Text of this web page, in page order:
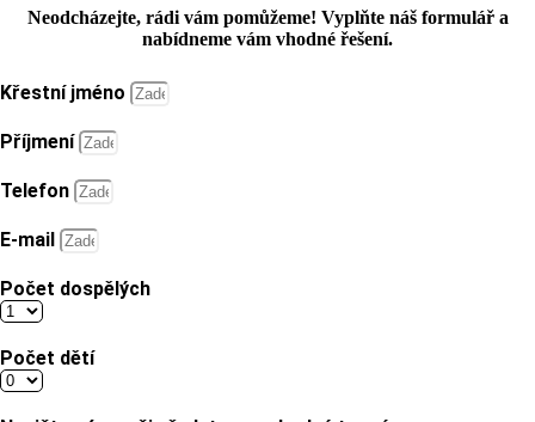
Neodcházejte, rádi vám pomůžeme! Vyplňte náš formulář a
nabídneme vám vhodné řešení.
Křestní jméno
Příjmení
Telefon
E-mail
Počet dospělých
Počet dětí